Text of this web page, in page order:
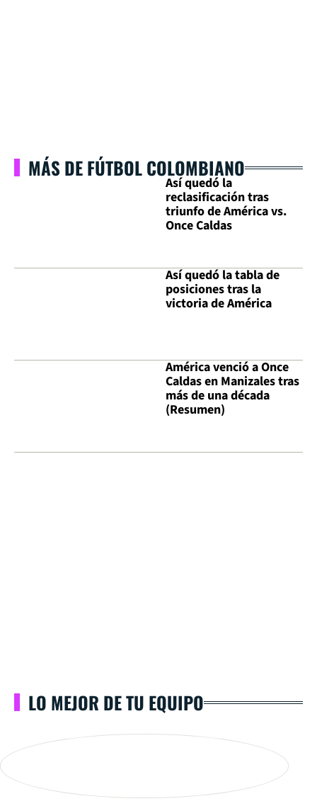
MÁS DE FÚTBOL COLOMBIANO
Así quedó la
reclasificación tras
triunfo de América vs.
Once Caldas
Así quedó la tabla de
posiciones tras la
victoria de América
América venció a Once
Caldas en Manizales tras
más de una década
(Resumen)
LO MEJOR DE TU EQUIPO